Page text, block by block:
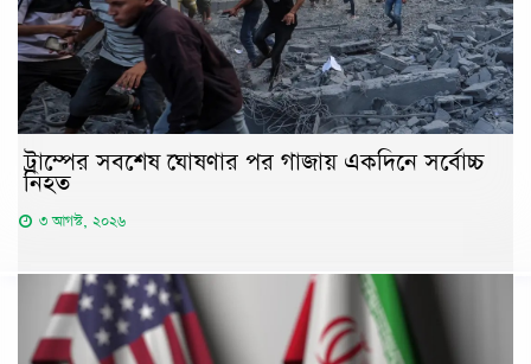
ট্রাম্পের সবশেষ ঘোষণার পর গাজায় একদিনে সর্বোচ্চ
নিহত
৩ আগস্ট, ২০২৬